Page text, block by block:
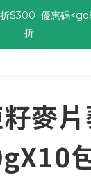
$300  優惠碼
折
$300  優惠碼
折
! 選擇多、任搭任
$300  優惠碼
折麥